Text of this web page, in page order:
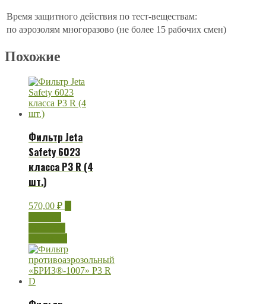
Время защитного действия по тест-веществам:
по аэрозолям многоразово (не более 15 рабочих смен)
Похожие
Фильтр Jeta
Safety 6023
класса P3 R (4
шт.)
570,00 ₽